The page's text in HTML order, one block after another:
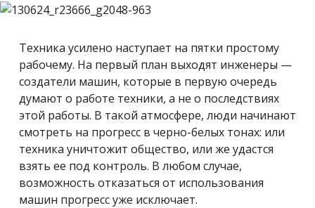
Техника усилено наступает на пятки простому
рабочему. На первый план выходят инженеры —
создатели машин, которые в первую очередь
думают о работе техники, а не о последствиях
этой работы. В такой атмосфере, люди начинают
смотреть на прогресс в черно-белых тонах: или
техника уничтожит общество, или же удастся
взять ее под контроль. В любом случае,
возможность отказаться от использования
машин прогресс уже исключает.